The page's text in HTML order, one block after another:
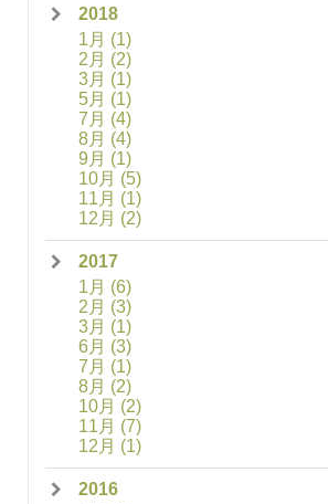
2018
1月 (1)
2月 (2)
3月 (1)
5月 (1)
7月 (4)
8月 (4)
9月 (1)
10月 (5)
11月 (1)
12月 (2)
2017
1月 (6)
2月 (3)
3月 (1)
6月 (3)
7月 (1)
8月 (2)
10月 (2)
11月 (7)
12月 (1)
2016